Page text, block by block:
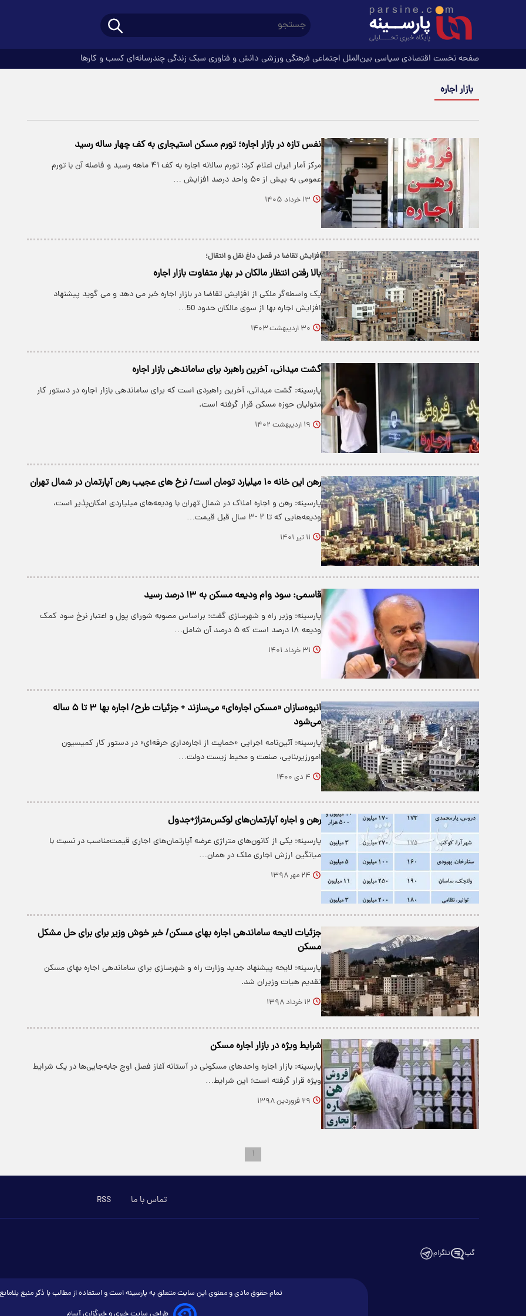
صفحه نخست اقتصادی سیاسی بین‌الملل اجتماعی فرهنگیورزشی دانش و فناوری سبک زندگیچندرسانه‌ای کسب و کارها
بازار اجاره
نفس تازه در بازار اجاره؛ تورم مسکن استیجاری به کف چهار ساله رسید
مرکز آمار ایران اعلام کرد؛ تورم سالانه اجاره به کف ۴۱ ماهه رسید و فاصله آن با تورم
عمومی به بیش از ۵۰ واحد درصد افزایش …
۱۳ خرداد ۱۴۰۵
افزایش تقاضا در فصل داغ نقل و انتقال؛
بالا رفتن انتظار مالکان در بهار متفاوت بازار اجاره
یک واسطه‌گر ملکی از افزایش تقاضا در بازار اجاره خبر می دهد و می گوید پیشنهاد
افزایش اجاره بها از سوی مالکان حدود 50…
۳۰ اردیبهشت ۱۴۰۳
گشت میدانی، آخرین راهبرد برای ساماندهی بازار اجاره
پارسینه: گشت میدانی، آخرین راهبردی است که برای ساماندهی بازار اجاره در دستور کار
متولیان حوزه مسکن قرار گرفته است.
۱۹ اردیبهشت ۱۴۰۲
رهن این خانه ۱۰ میلیارد تومان است/ نرخ‌ های عجیب رهن آپارتمان در شمال تهران
پارسینه: رهن و اجاره املاک در شمال تهران با ودیعه‌های میلیاردی امکان‌پذیر است،
ودیعه‌هایی که تا ۲ -۳ سال قبل قیمت…
۱۱ تیر ۱۴۰۱
قاسمی: سود وام ودیعه مسکن به ۱۳ درصد رسید
پارسینه: وزیر راه و شهرسازی گفت: براساس مصوبه شورای پول و اعتبار نرخ سود کمک
ودیعه ۱۸ درصد است که ۵ درصد آن شامل…
۳۱ خرداد ۱۴۰۱
انبوه‌سازان «مسکن اجاره‌ای» می‌سازند + جزئیات طرح/ اجاره بها ۳ تا ۵ ساله
می‌شود
پارسینه: آئین‌نامه اجرایی «حمایت از اجاره‌داری حرفه‌ای» در دستور کار کمیسیون
امورزیربنایی، صنعت و محیط زیست دولت…
۴ دی ۱۴۰۰
رهن و اجاره آپارتمان‌های لوکس‌متراژ+جدول
پارسینه: یکی از کانون‌های متراژی عرضه آپارتمان‌های اجاری قیمت‌مناسب در نسبت با
میانگین ارزش اجاری ملک در همان…
۲۴ مهر ۱۳۹۸
جزئیات لایحه ساماندهی اجاره بهای مسکن/ خبر خوش وزیر برای برای حل مشکل
مسکن
پارسینه: لایحه پیشنهاد جدید وزارت راه و شهرسازی برای ساماندهی اجاره بهای مسکن
تقدیم هیات وزیران شد.
۱۲ خرداد ۱۳۹۸
شرایط ویژه در بازار اجاره مسکن
پارسینه: بازار اجاره واحدهای مسکونی در آستانه آغاز فصل اوج جابه‌جایی‌ها در یک شرایط
ویژه قرار گرفته است؛ این شرایط…
۲۹ فروردین ۱۳۹۸
۱
تماس با ما RSS
گپ تلگرام
تمام حقوق مادی و معنوی این سایت متعلق به پارسینه است و استفاده از مطالب با ذکر منبع